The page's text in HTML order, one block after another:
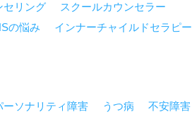
セリング
スクールカウンセラー
の悩み インナーチャイルドセラピー
ーソナリティ障害 うつ病 不安障害